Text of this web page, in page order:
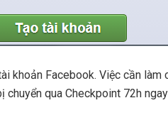
khoản Facebook. Việc cần
chuyển qua Checkpoint 72h